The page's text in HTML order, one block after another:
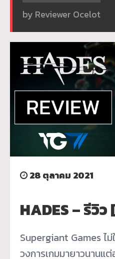
by Reviewer Ocelot
28 ตุลาคม 2021
HADES – รีวิ
Supergiant Games ไ
วงการเกมมายาวนานแ